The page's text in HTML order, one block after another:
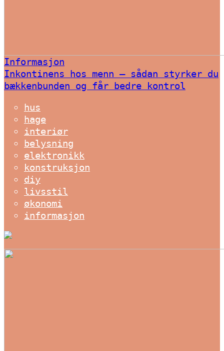
Informasjon
Inkontinens hos menn – sådan styrker du
bækkenbunden og får bedre kontrol
hus
hage
interiør
belysning
elektronikk
konstruksjon
diy
livsstil
økonomi
informasjon